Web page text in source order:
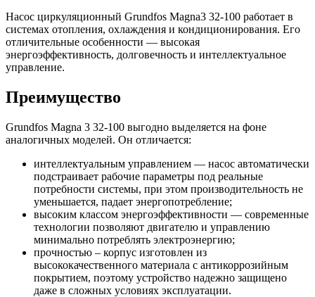
Насос циркуляционный Grundfos Magna3 32-100 работает в
системах отопления, охлаждения и кондиционирования. Его
отличительные особенности — высокая
энергоэффективность, долговечность и интеллектуальное
управление.
Преимущество
Grundfos Magna 3 32-100 выгодно выделяется на фоне
аналогичных моделей. Он отличается:
интеллектуальным управлением — насос автоматически
подстраивает рабочие параметры под реальные
потребности системы, при этом производительность не
уменьшается, падает энергопотребление;
высоким классом энергоэффективности — современные
технологии позволяют двигателю и управлению
минимально потреблять электроэнергию;
прочностью – корпус изготовлен из
высококачественного материала с антикоррозийным
покрытием, поэтому устройство надежно защищено
даже в сложных условиях эксплуатации.